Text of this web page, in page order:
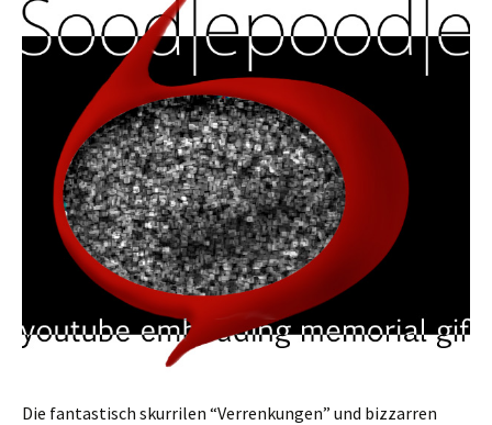
Die fantastisch skurrilen “Verrenkungen” und bizzarren